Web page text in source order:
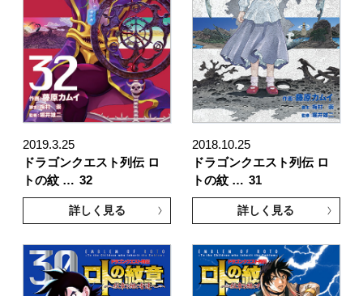
2019.3.25
ドラゴンクエスト列伝 ロ
トの紋 … 32
詳しく見る
2018.10.25
ドラゴンクエスト列伝 ロ
トの紋 … 31
詳しく見る